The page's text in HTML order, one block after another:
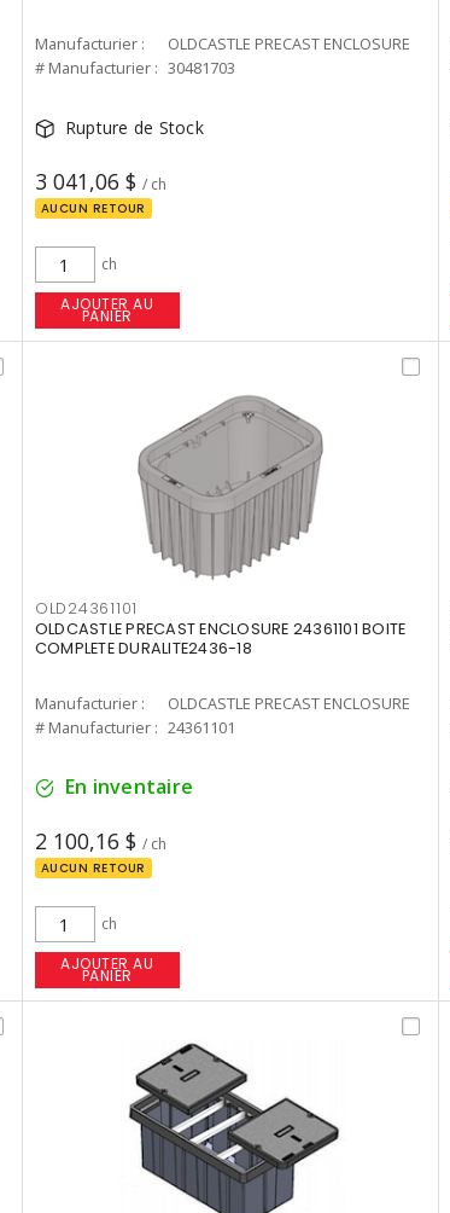
Manufacturier :
OLDCASTLE PRECAST ENCLOSURE
# Manufacturier : 30481703
Rupture de Stock
3 041,06 $ / ch
AUCUN RETOUR
ch
AJOUTER AU
PANIER
OLD24361101
OLDCASTLE PRECAST ENCLOSURE 24361101 BOITE
COMPLETE DURALITE2436-18
Manufacturier :
OLDCASTLE PRECAST ENCLOSURE
# Manufacturier : 24361101
En inventaire
2 100,16 $ / ch
AUCUN RETOUR
ch
AJOUTER AU
PANIER